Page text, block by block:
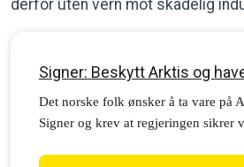
derfor uten vern mot skadelig
Signer: Beskytt Arktis og
Det norske folk ønsker å ta vare på
Signer og krev at regjeringen sikrer